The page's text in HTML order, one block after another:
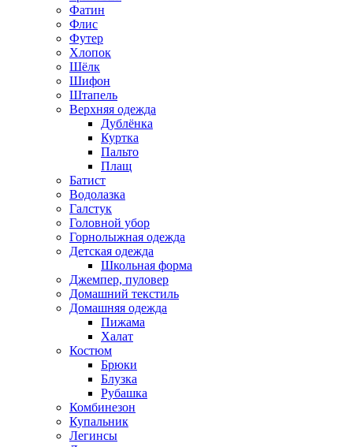
Фатин
Флис
Футер
Хлопок
Шёлк
Шифон
Штапель
Верхняя одежда
Дублёнка
Куртка
Пальто
Плащ
Батист
Водолазка
Галстук
Головной убор
Горнолыжная одежда
Детская одежда
Школьная форма
Джемпер, пуловер
Домашний текстиль
Домашняя одежда
Пижама
Халат
Костюм
Брюки
Блузка
Рубашка
Комбинезон
Купальник
Легинсы